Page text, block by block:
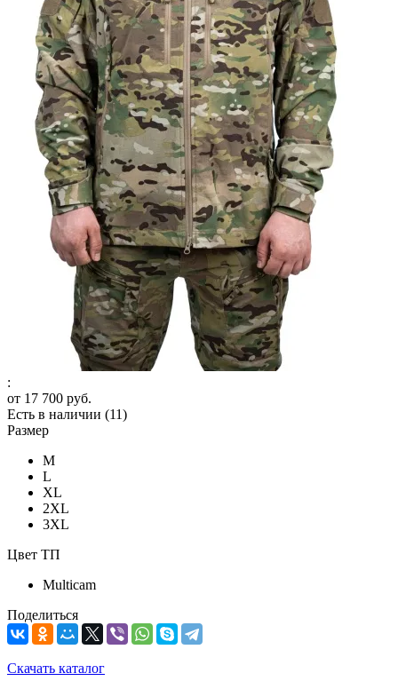
:
от 17 700 руб.
Есть в наличии (11)
Размер
M
L
XL
2XL
3XL
Цвет ТП
Multicam
Поделиться
Скачать каталог